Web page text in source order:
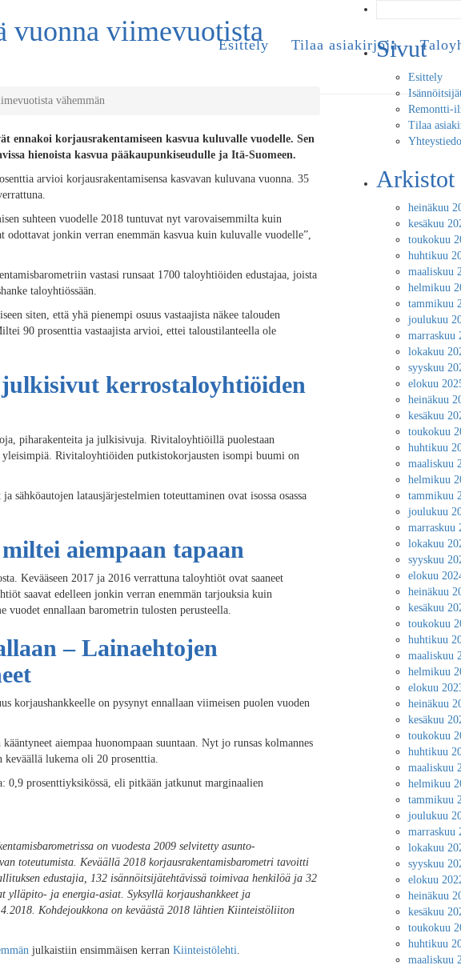
Esittely Tilaa asiakirjoja
vuonna viimevuotista
vähemmän
korjausrakentamiseen kasvua kuluvalle vuodelle. Sen
hienoista kasvua pääkaupunkiseudulle ja Itä-Suomeen.
arvioi korjausrakentamisensa kasvavan kuluvana vuonna. 35
suhteen vuodelle 2018 tuntuvat nyt varovaisemmilta kuin
jonkin verran enemmän kasvua kuin kuluvalle vuodelle”,
vastasi runsaat 1700 taloyhtiöiden edustajaa, joista
taloyhtiössään.
siten, että yhä pienempi osuus vastaajista näkee talouden
90 prosenttia vastaajista arvioi, ettei taloustilanteella ole
kerrostaloyhtiöiden
piharakenteita ja julkisivuja. Rivitaloyhtiöillä puolestaan
Rivitaloyhtiöiden putkistokorjausten isompi buumi on
latausjärjestelmien toteuttaminen ovat isossa osassa
aiempaan tapaan
Kevääseen 2017 ja 2016 verrattuna taloyhtiöt ovat saaneet
saavat edelleen jonkin verran enemmän tarjouksia kuin
ennallaan barometrin tulosten perusteella.
– Lainaehtojen
korjaushankkeelle on pysynyt ennallaan viimeisen puolen vuoden
aiempaa huonompaan suuntaan. Nyt jo runsas kolmannes
keväällä lukema oli 20 prosenttia.
prosenttiyksikössä, eli pitkään jatkunut marginaalien
on vuodesta 2009 selvitetty asunto-
toteutumista. Keväällä 2018 korjausrakentamisbarometri tavoitti
edustajia, 132 isännöitsijätehtävissä toimivaa henkilöä ja 32
ylläpito- ja energia-asiat. Syksyllä korjaushankkeet ja
Kohdejoukkona on keväästä 2018 lähtien Kiinteistöliiton
julkaistiin ensimmäisen kerran Kiinteistölehti.
Sivut
Esittely
Remontti-
Tilaa
Arkistot
heinäkuu
kesäkuu
toukokuu
huhtikuu
maaliskuu
helmikuu
tammikuu
joulukuu
marraskuu
lokakuu
syyskuu
elokuu
heinäkuu
kesäkuu
toukokuu
huhtikuu
maaliskuu
helmikuu
tammikuu
joulukuu
marraskuu
lokakuu
syyskuu
elokuu
heinäkuu
kesäkuu
toukokuu
huhtikuu
maaliskuu
helmikuu
elokuu
heinäkuu
kesäkuu
toukokuu
huhtikuu
maaliskuu
helmikuu
tammikuu
joulukuu
marraskuu
lokakuu
syyskuu
elokuu
heinäkuu
kesäkuu
toukokuu
huhtikuu
maaliskuu